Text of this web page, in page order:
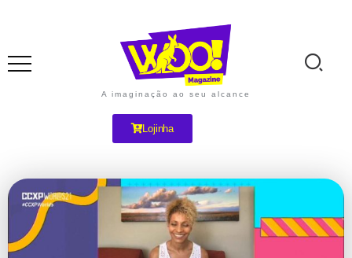
A imaginação ao seu alcance
Lojinha